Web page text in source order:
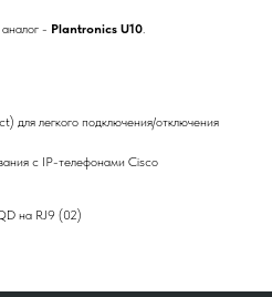
- Plantronics U10.
для легкого подключения/отключения
с IP-телефонами Cisco
на RJ9 (02)